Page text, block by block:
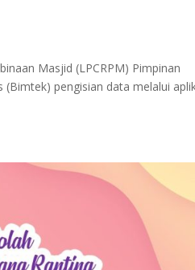
Masjid (LPCRPM) Pimpinan
pengisian data melalui